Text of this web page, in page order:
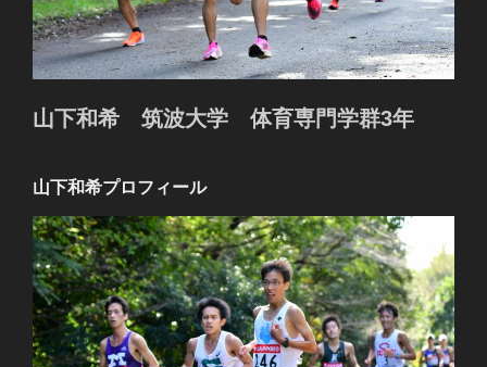
山下和希 筑波大学 体育専門学群3年
山下和希プロフィール